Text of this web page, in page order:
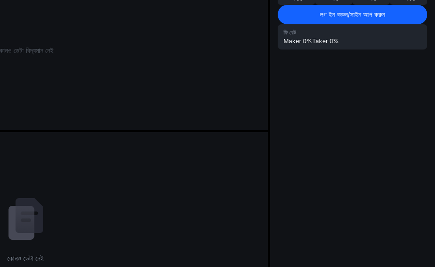
ডেটা বিদ্যমান নেই
কোনও ডেটা নেই
লগ ইন করুন/সাইন আপ করুন
ফি রেট
Maker 0%Taker 0%